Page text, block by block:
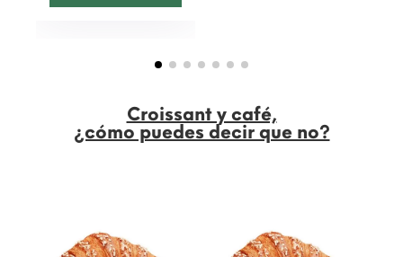
Croissant y café,
¿cómo puedes decir que no?